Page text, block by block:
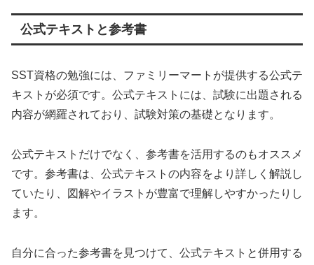
公式テキストと参考書
SST資格の勉強には、ファミリーマートが提供する公式テ
キストが必須です。公式テキストには、試験に出題される
内容が網羅されており、試験対策の基礎となります。
公式テキストだけでなく、参考書を活用するのもオススメ
です。参考書は、公式テキストの内容をより詳しく解説し
ていたり、図解やイラストが豊富で理解しやすかったりし
ます。
自分に合った参考書を見つけて、公式テキストと併用する